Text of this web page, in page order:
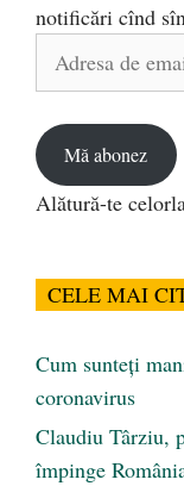
notificări cînd
Adresa
Mă abonez
Alătură-te
CELE MAI
Cum sunteți
coronavirus
Claudiu Târziu,
împinge